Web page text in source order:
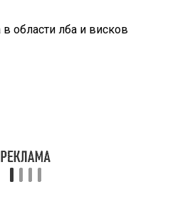
в области лба и висков